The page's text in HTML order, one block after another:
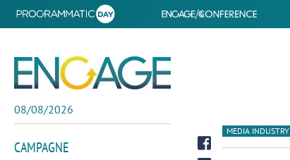
08/08/2026
CAMPAGNE
MEDIA INDUSTRY